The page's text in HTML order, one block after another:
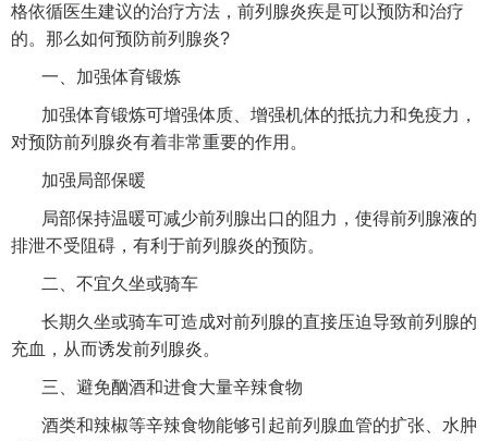
格依循医生建议的治疗方法，前列腺炎疾是可以预防和治疗
的。那么如何预防前列腺炎?
一、加强体育锻炼
加强体育锻炼可增强体质、增强机体的抵抗力和免疫力，
对预防前列腺炎有着非常重要的作用。
加强局部保暖
局部保持温暖可减少前列腺出口的阻力，使得前列腺液的
排泄不受阻碍，有利于前列腺炎的预防。
二、不宜久坐或骑车
长期久坐或骑车可造成对前列腺的直接压迫导致前列腺的
充血，从而诱发前列腺炎。
三、避免酗酒和进食大量辛辣食物
酒类和辣椒等辛辣食物能够引起前列腺血管的扩张、水肿